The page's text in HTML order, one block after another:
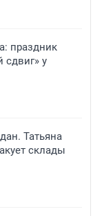
праздник
сдвиг» у
Татьяна
склады